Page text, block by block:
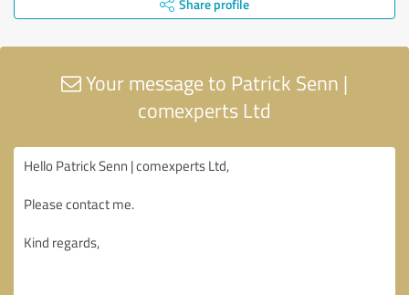
Share profile
Your message to Patrick Senn |
comexperts Ltd